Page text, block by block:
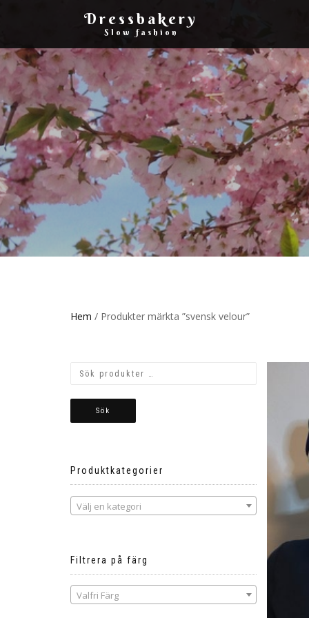
Dressbakery
Slow fashion
Hem / Produkter märkta ”svensk velour”
Sök
Produktkategorier
Välj en kategori
Filtrera på färg
Valfri Färg